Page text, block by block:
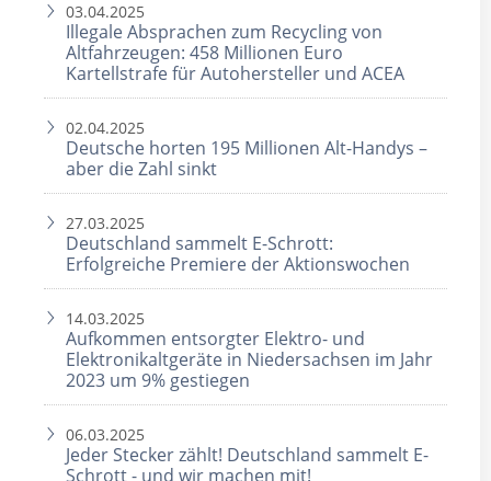
03.04.2025
Illegale Absprachen zum Recycling von
Altfahrzeugen: 458 Millionen Euro
Kartellstrafe für Autohersteller und ACEA
02.04.2025
Deutsche horten 195 Millionen Alt-Handys –
aber die Zahl sinkt
27.03.2025
Deutschland sammelt E-Schrott:
Erfolgreiche Premiere der Aktionswochen
14.03.2025
Aufkommen entsorgter Elektro- und
Elektronikaltgeräte in Niedersachsen im Jahr
2023 um 9% gestiegen
06.03.2025
Jeder Stecker zählt! Deutschland sammelt E-
Schrott - und wir machen mit!